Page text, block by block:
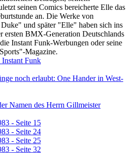
seinen Comics bereicherte Elle das
an. Die Werke von
und später "Elle" haben sich ins
ersten BMX-Generation Deutschlands
Instant Funk-Werbungen oder seine
Magazine.